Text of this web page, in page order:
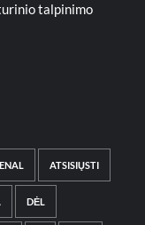
talpinimo
ATSISIŲSTI
DĖL